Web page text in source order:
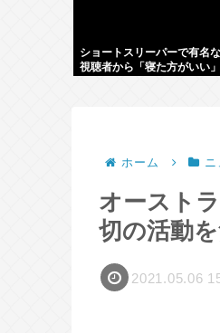
ショートスリーパーで有名
視聴者から「寝た方がいい
ホーム ニ
オースト
切の活動
2021.05.06